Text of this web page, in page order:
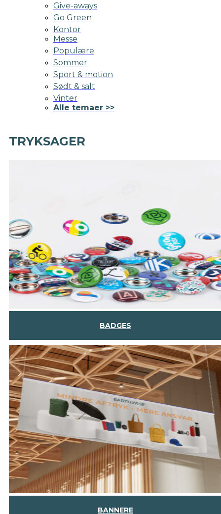
Give-aways
Go Green
Kontor
Messe
Populære
Sommer
Sport & motion
Sødt & salt
Vinter
Alle temaer >>
TRYKSAGER
BADGES
BANNERE